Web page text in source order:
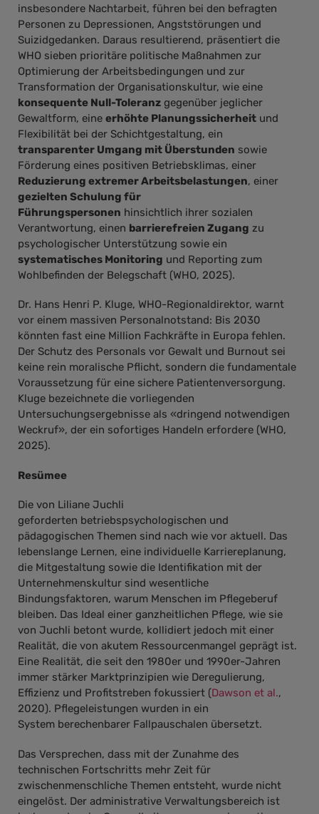
insbesondere Nachtarbeit, führen bei den befragten
Personen zu Depressionen, Angststörungen und
Suizidgedanken. Daraus resultierend, präsentiert die
WHO sieben prioritäre politische Maßnahmen zur
Optimierung der Arbeitsbedingungen und zur
Transformation der Organisationskultur, wie eine
konsequente Null-Toleranz gegenüber jeglicher
Gewaltform, eine erhöhte Planungssicherheit und
Flexibilität bei der Schichtgestaltung, ein
transparenter Umgang mit Überstunden sowie
Förderung eines positiven Betriebsklimas, einer
Reduzierung extremer Arbeitsbelastungen, einer
gezielten Schulung für
Führungspersonen hinsichtlich ihrer sozialen
Verantwortung, einen barrierefreien Zugang zu
psychologischer Unterstützung sowie ein
systematisches Monitoring und Reporting zum
Wohlbefinden der Belegschaft (WHO, 2025).
Dr. Hans Henri P. Kluge, WHO-Regionaldirektor, warnt
vor einem massiven Personalnotstand: Bis 2030
könnten fast eine Million Fachkräfte in Europa fehlen.
Der Schutz des Personals vor Gewalt und Burnout sei
keine rein moralische Pflicht, sondern die fundamentale
Voraussetzung für eine sichere Patientenversorgung.
Kluge bezeichnete die vorliegenden
Untersuchungsergebnisse als «dringend notwendigen
Weckruf», der ein sofortiges Handeln erfordere (WHO,
2025).
Resümee
Die von Liliane Juchli
geforderten betriebspsychologischen und
pädagogischen Themen sind nach wie vor aktuell. Das
lebenslange Lernen, eine individuelle Karriereplanung,
die Mitgestaltung sowie die Identifikation mit der
Unternehmenskultur sind wesentliche
Bindungsfaktoren, warum Menschen im Pflegeberuf
bleiben. Das Ideal einer ganzheitlichen Pflege, wie sie
von Juchli betont wurde, kollidiert jedoch mit einer
Realität, die von akutem Ressourcenmangel geprägt ist.
Eine Realität, die seit den 1980er und 1990er-Jahren
immer stärker Marktprinzipien wie Deregulierung,
Effizienz und Profitstreben fokussiert (Dawson et al.,
2020). Pflegeleistungen wurden in ein
System berechenbarer Fallpauschalen übersetzt.
Das Versprechen, dass mit der Zunahme des
technischen Fortschritts mehr Zeit für
zwischenmenschliche Themen entsteht, wurde nicht
eingelöst. Der administrative Verwaltungsbereich ist